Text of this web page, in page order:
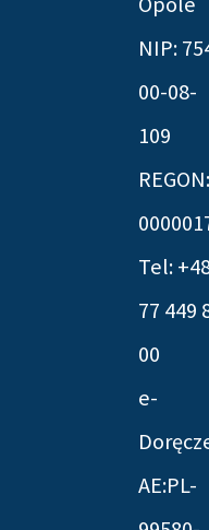
NIP:
00-08-
109
REGON:
Tel:
77 449
00
e-
AE:PL-